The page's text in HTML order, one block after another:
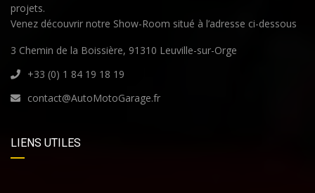
projets.
Venez découvrir notre Show-Room situé à l’adresse ci-dessous
3 Chemin de la Boissière, 91310 Leuville-sur-Orge
+33 (0) 1 84 19 18 19
contact@AutoMotoGarage.fr
LIENS UTILES